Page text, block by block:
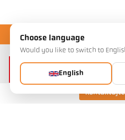
Kontaktujte
Choose language
Would you like to switch to
English